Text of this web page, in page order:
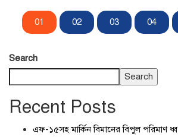
01 02 03 04
Search
Search
Recent Posts
এফ-১৫সহ মার্কিন বিমানের বিপুল পরিমাণ